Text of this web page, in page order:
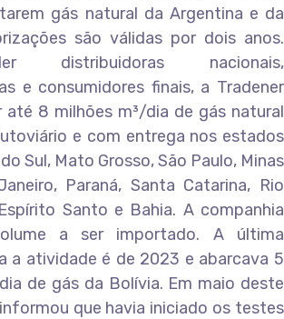
gás natural da Argentina e da
são válidas por dois anos.
distribuidoras nacionais,
e consumidores finais, a Tradener
até 8 milhões m³/dia de gás natural
e com entrega nos estados
Sul, Mato Grosso, São Paulo, Minas
Paraná, Santa Catarina, Rio
Santo e Bahia. A companhia
a ser importado. A última
a atividade é de 2023 e abarcava 5
de gás da Bolívia. Em maio deste
que havia iniciado os testes